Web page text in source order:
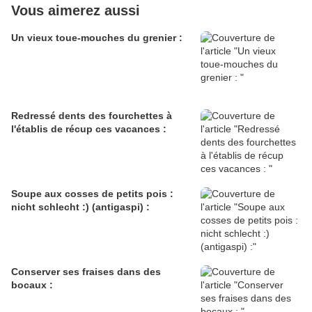
Vous aimerez aussi
Un vieux toue-mouches du grenier :
Redressé dents des fourchettes à
l'établis de récup ces vacances :
Soupe aux cosses de petits pois :
nicht schlecht :) (antigaspi) :
Conserver ses fraises dans des
bocaux :